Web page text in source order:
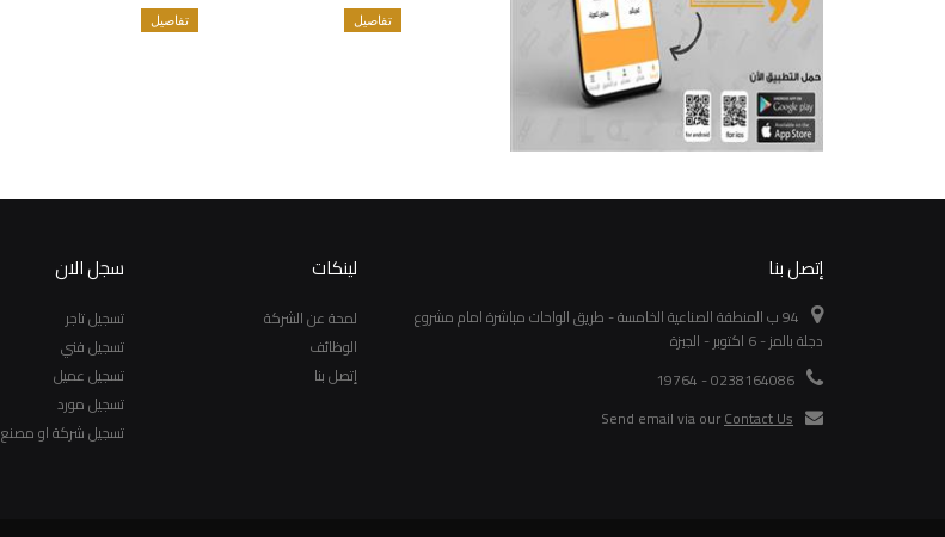
تفاصيل تفاصيل
إتصل بنا
94 ب المنطقة الصناعية الخامسة - طريق الواحات مباشرة امام مشروع
دجلة بالمز - 6 اكتوبر - الجيزة
0238164086 - 19764
Send email via ourContact Us
لينكات
لمحة عن الشركة
الوظائف
إتصل بنا
سجل الان
تسجيل تاجر
تسجيل فني
تسجيل عميل
تسجيل مورد
تسجيل شركة او مصنع